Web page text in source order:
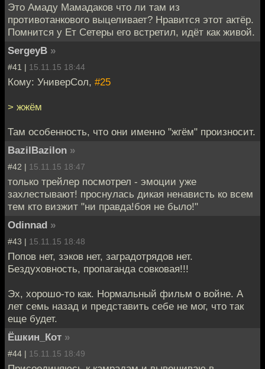
Это Амаду Мамадаков что ли там из
противотанкового выцеливает? Нравится этот актёр.
Помнится у Ет Сетеры его встретил, идёт как живой.
SergeyB »
#41 | 15.11.15 18:44
Кому: УниверСол, #25
> жжём
Там особенность, что они именно "жгём" произносит.
BazilBazilon »
#42 | 15.11.15 18:47
только трейлер посмотрел - эмоции уже
захлестывают! проснулась дикая ненависть ко всем
тем кто визжит "ни правда!боя не было!"
Odinnad »
#43 | 15.11.15 18:48
Попов нет, зэков нет, заградотрядов нет.
Бездуховность, пропаганда совковая!!!
Эх, хорошо-то как. Нормальный фильм о войне. А
лет семь назад и представить себе не мог, что так
еще будет.
Ёшкин_Кот »
#44 | 15.11.15 18:49